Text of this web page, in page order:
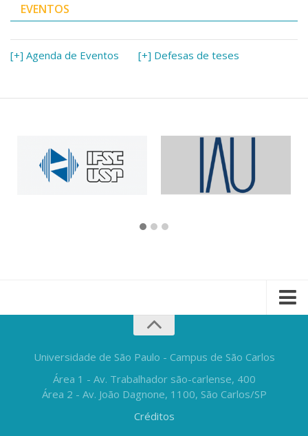
EVENTOS
[+] Agenda de Eventos [+] Defesas de teses
Universidade de São Paulo - Campus de São Carlos
Área 1 - Av. Trabalhador são-carlense, 400
Área 2 - Av. João Dagnone, 1100, São Carlos/SP
Créditos